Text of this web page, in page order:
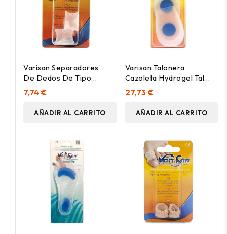
Varisan Separadores
De Dedos De Tipo
Carrete Talla Pequeña,
2 Uds
7,74 €
AÑADIR AL CARRITO
Varisan Talonera
Cazoleta Hydrogel Talla
Grande, 2 Uds
27,73 €
AÑADIR AL CARRITO